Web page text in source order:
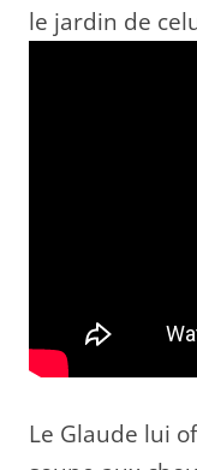
le jardin de
Le Glaude lui